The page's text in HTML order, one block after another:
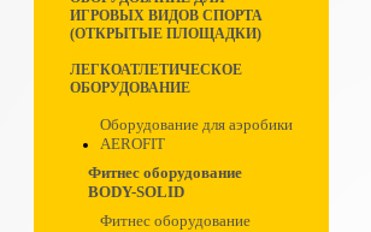
ИГРОВЫХ ВИДОВ СПОРТА
(ОТКРЫТЫЕ ПЛОЩАДКИ)
ЛЕГКОАТЛЕТИЧЕСКОЕ
ОБОРУДОВАНИЕ
Оборудование для аэробики
AEROFIT
Фитнес оборудование
BODY-SOLID
Фитнес оборудование